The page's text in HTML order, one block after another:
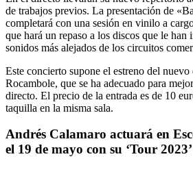
de trabajos previos. La presentación de
completará con una sesión en vinilo a
que hará un repaso a los discos que le
sonidos más alejados de los circuitos
Este concierto supone el estreno del nuevo
Rocambole, que se ha adecuado para
directo. El precio de la entrada es de 10
taquilla en la misma sala.
Andrés Calamaro actuará en
el 19 de mayo con su ‘Tour 2023’